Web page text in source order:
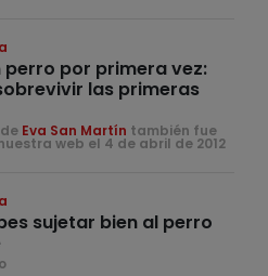
por primera vez:
las primeras
Eva San Martín también fue
web el 4 de abril de 2012
sujetar bien al perro